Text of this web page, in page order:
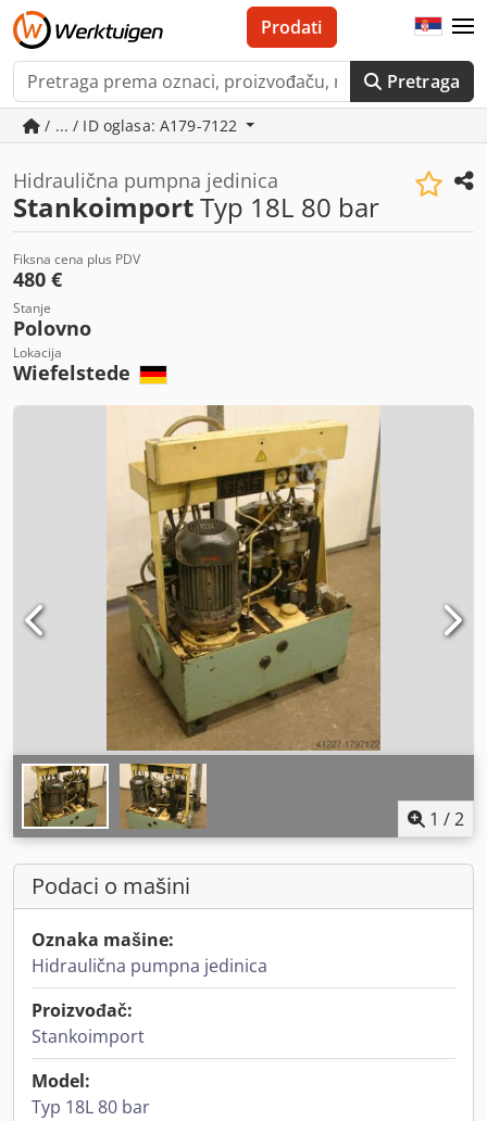
Pretraga
Prodati
/ ... / ID oglasa: A179-7122
Hidraulična pumpna jedinica
StankoimportTyp 18L 80 bar
Fiksna cena plus PDV
480 €
Stanje
Polovno
Lokacija
Wiefelstede
1 /2
Podaci o mašini
Oznaka mašine:
Hidraulična pumpna jedinica
Proizvođač:
Stankoimport
Model:
Typ 18L 80 bar